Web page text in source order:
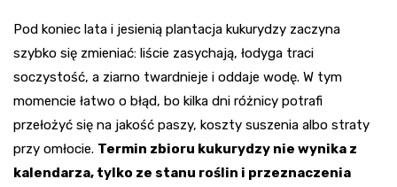
Pod koniec lata i jesienią plantacja kukurydzy zaczyna
szybko się zmieniać: liście zasychają, łodyga traci
soczystość, a ziarno twardnieje i oddaje wodę. W tym
momencie łatwo o błąd, bo kilka dni różnicy potrafi
przełożyć się na jakość paszy, koszty suszenia albo straty
przy omłocie. Termin zbioru kukurydzy nie wynika z
kalendarza, tylko ze stanu roślin i przeznaczenia